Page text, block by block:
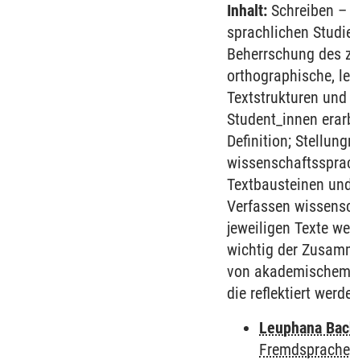
Inhalt: Schreiben
sprachlichen
Beherrschung des
orthographische,
Textstrukturen
Student_innen
Definition;
Textbausteinen
Verfassen
jeweiligen Texte
wichtig der
von
die reflektiert
Leuphana